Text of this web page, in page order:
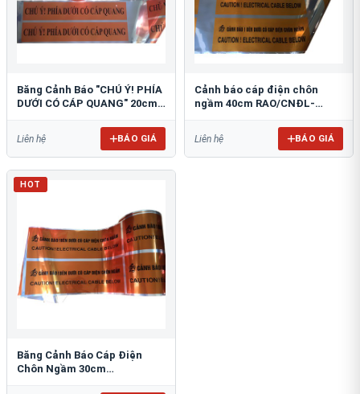
Băng Cảnh Báo "CHÚ Ý! PHÍA
DƯỚI CÓ CÁP QUANG" 20cm
Liên hệ BÁO GIÁ
Cảnh báo cáp điện chôn
ngầm 40cm RAO/CNĐL-
Liên hệ BÁO GIÁ
HOT
Băng Cảnh Báo Cáp Điện
Chôn Ngầm 30cm